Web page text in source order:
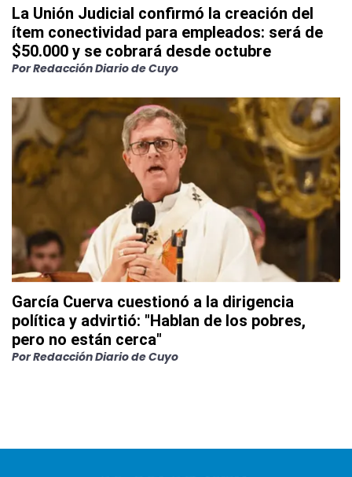
La Unión Judicial confirmó la creación del
ítem conectividad para empleados: será de
$50.000 y se cobrará desde octubre
PorRedacción Diario de Cuyo
García Cuerva cuestionó a la dirigencia
política y advirtió: "Hablan de los pobres,
pero no están cerca"
PorRedacción Diario de Cuyo